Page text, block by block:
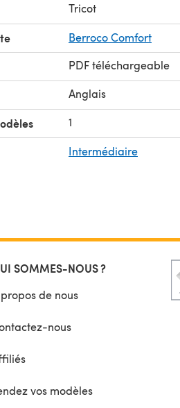
Tricot
Berroco Comfort
PDF téléchargeable
Anglais
1
Intermédiaire
SOMMES-NOUS ?
de nous
nous
vos modèles